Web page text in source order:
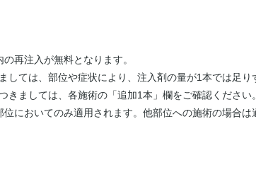
再注入が無料となります。
しては、部位や症状により、注入剤の量が1本では足
きましては、各施術の「追加1本」欄をご確認ください。
位においてのみ適用されます。他部位への施術の場合